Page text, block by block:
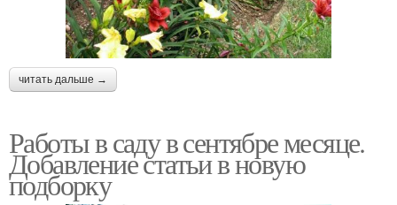
читать дальше →
Работы в саду в сентябре месяце.
Добавление статьи в новую
подборку